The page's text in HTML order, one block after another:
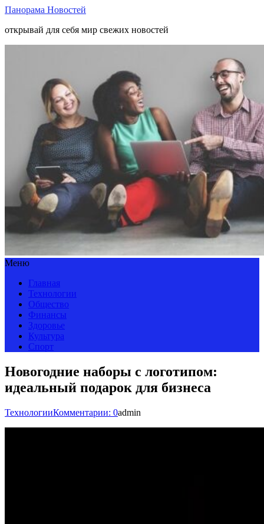
Панорама Новостей
открывай для себя мир свежих новостей
Меню
Главная
Технологии
Общество
Финансы
Здоровье
Культура
Спорт
Новогодние наборы с логотипом:
идеальный подарок для бизнеса
ТехнологииКомментарии: 0admin